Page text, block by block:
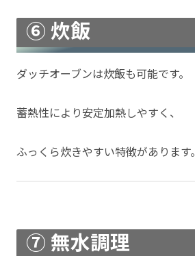
⑥ 炊飯
ダッチオーブンは炊飯も可能です。
蓄熱性により安定加熱しやすく、
ふっくら炊きやすい特徴があります。
⑦ 無水調理